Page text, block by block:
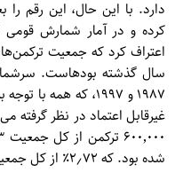
کرده و در آمار شمارش
۱۹۸۷ و ۱۹۹۷، که
شده بود. که ۲٫۷۲٪ از کل جمعیت عراق را تشکیل می‌دادند.